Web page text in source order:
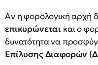
Αν η φορολογική αρχή
επικυρώνεται και ο
δυνατότητα να
Επίλυσης Διαφορών